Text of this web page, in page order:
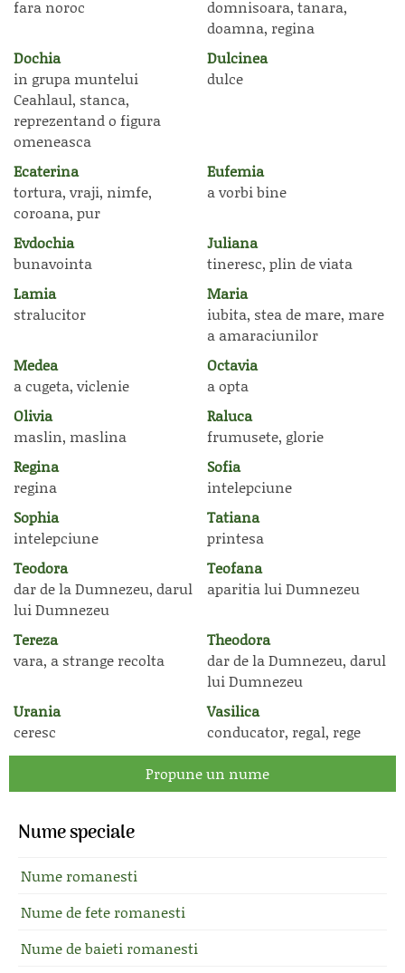
fara noroc
domnisoara, tanara,
doamna, regina
Dochia
in grupa muntelui
Ceahlaul, stanca,
reprezentand o figura
omeneasca
Dulcinea
dulce
Ecaterina
tortura, vraji, nimfe,
coroana, pur
Eufemia
a vorbi bine
Evdochia
bunavointa
Juliana
tineresc, plin de viata
Lamia
stralucitor
Maria
iubita, stea de mare, mare
a amaraciunilor
Medea
a cugeta, viclenie
Octavia
a opta
Olivia
maslin, maslina
Raluca
frumusete, glorie
Regina
regina
Sofia
intelepciune
Sophia
intelepciune
Tatiana
printesa
Teodora
dar de la Dumnezeu, darul
lui Dumnezeu
Teofana
aparitia lui Dumnezeu
Tereza
vara, a strange recolta
Theodora
dar de la Dumnezeu, darul
lui Dumnezeu
Urania
ceresc
Vasilica
conducator, regal, rege
Propune un nume
Nume speciale
Nume romanesti
Nume de fete romanesti
Nume de baieti romanesti